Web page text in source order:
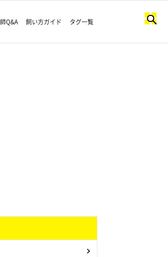
Q&A 飼い方ガイド タグ一覧